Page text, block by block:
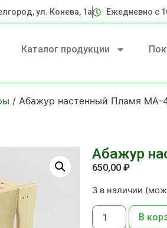
ул. Конева, 1а Ежедневно с
Каталог продукции
/ Абажур настенный Пламя МА-
Абажур
650,00 ₽
3 в наличии
В